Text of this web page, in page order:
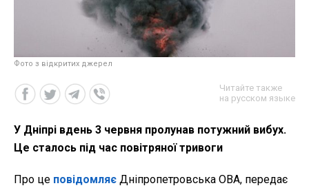
Фото з відкритих джерел
Читайте также
на русском языке
У Дніпрі вдень 3 червня пролунав потужний вибух.
Це сталось під час повітряної тривоги
Про це повідомляє Дніпропетровська ОВА, передає